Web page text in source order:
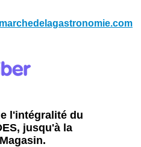
l'intégralité du
jusqu'à la